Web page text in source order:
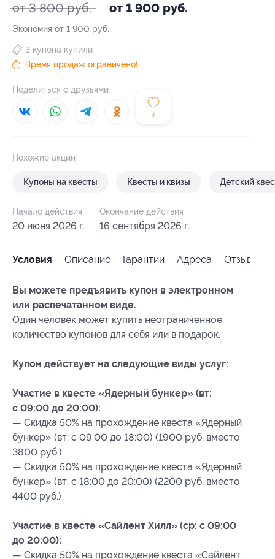
от 3 800 руб. от 1 900 руб.
Экономия от 1 900 руб.
4
3 купона купили
Время продаж ограничено!
Поделиться с друзьями
Похожие акции
Купоны на квесты Квесты и квизы Детский
Начало действия
20 июня 2026 г.
Окончание действия
16 сентября 2026 г.
Условия Описание Гарантии Адреса Отзывы
Вы можете предъявить купон в электронном
или распечатанном виде.
Один человек может купить неограниченное
количество купонов для себя или в подарок.
Купон действует на следующие виды услуг:
Участие в квесте «Ядерный бункер» (вт:
с 09:00 до 20:00):
— Скидка 50% на прохождение квеста «Ядерный
бункер» (вт: с 09:00 до 18:00) (1900 руб. вместо
3800 руб.)
— Скидка 50% на прохождение квеста «Ядерный
бункер» (вт: с 18:00 до 20:00) (2200 руб. вместо
4400 руб.)
Участие в квесте «Сайлент Хилл» (ср: с 09:00
до 20:00):
— Скидка 50% на прохождение квеста «Сайлент